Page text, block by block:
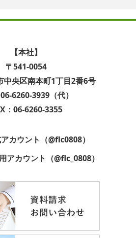
【本社】
〒541-0054
中央区南本町1丁目2番6号
6260-3939（代）
：06-6260-3355
カウント（@flc0808）
アカウント（@flc_0808）